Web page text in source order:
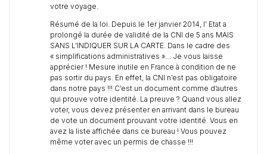
votre voyage.
Résumé de la loi. Depuis le 1er janvier 2014, l’ Etat a
prolongé la durée de validité de la CNI de 5 ans MAIS
SANS L’INDIQUER SUR LA CARTE. Dans le cadre des
« simplifications administratives »… Je vous laisse
apprécier ! Mesure inutile en France à condition de ne
pas sortir du pays. En effet, la CNI n’est pas obligatoire
dans notre pays !!! C’est un document comme d’autres
qui prouve votre identité. La preuve ? Quand vous allez
voter, vous devez présenter en arrivant dans le bureau
de vote un document prouvant votre identité. Vous en
avez la liste affichée dans ce bureau ! Vous pouvez
même voter avec un permis de chasse !!!